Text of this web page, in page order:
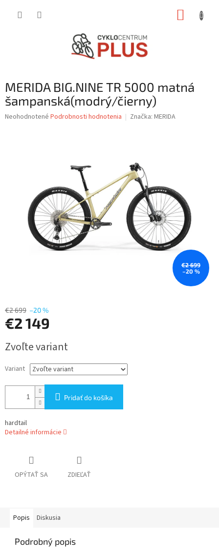
MERIDA BIG.NINE TR 5000 matná
šampanská(modrý/čierny)
Priemerné
Neohodnotené Podrobnosti hodnotenia Značka: MERIDA
€2 699
–20 %
€2 699 –20 %
€2 149
cena:
Zvoľte variant
Variant
Pridať do košíka
hardtail
Detailné informácie
OPÝTAŤ SA ZDIEĽAŤ
Popis Diskusia
Podrobný popis